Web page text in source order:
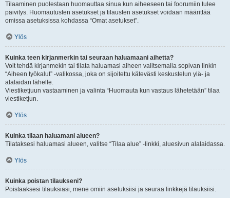
Tilaaminen puolestaan huomauttaa sinua kun aiheeseen tai foorumiin tulee
päivitys. Huomautusten asetukset ja tilausten asetukset voidaan määrittää
omissa asetuksissa kohdassa “Omat asetukset”.
Ylös
Kuinka teen kirjanmerkin tai seuraan haluamaani aihetta?
Voit tehdä kirjanmekin tai tilata haluamasi aiheen valitsemalla sopivan linkin
“Aiheen työkalut” -valikossa, joka on sijoitettu kätevästi keskustelun ylä- ja
alalaidan lähelle.
Viestiketjuun vastaaminen ja valinta “Huomauta kun vastaus lähetetään” tilaa
viestiketjun.
Ylös
Kuinka tilaan haluamani alueen?
Tilataksesi haluamasi alueen, valitse “Tilaa alue” -linkki, aluesivun alalaidassa.
Ylös
Kuinka poistan tilaukseni?
Poistaaksesi tilauksiasi, mene omiin asetuksiisi ja seuraa linkkejä tilauksiisi.